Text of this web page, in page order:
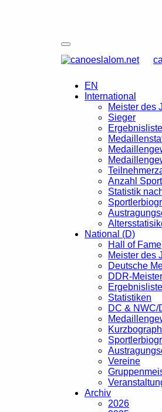
EN
International
Meister des
Sieger
Anzahl
Statistik
National (D)
Hall of Fame
Meister des
Deutsche
DDR-Meister
Statistiken
DC & NWC/
Vereine
Archiv
2026